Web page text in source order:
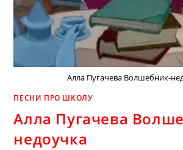
Алла Пугачева Волшебник-
ПЕСНИ ПРО ШКОЛУ
Алла Пугачева
недоучка